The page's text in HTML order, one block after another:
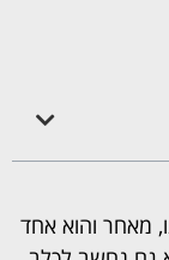
מאחר והוא אחד